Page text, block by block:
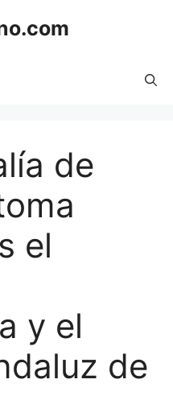
de
el
y el
de